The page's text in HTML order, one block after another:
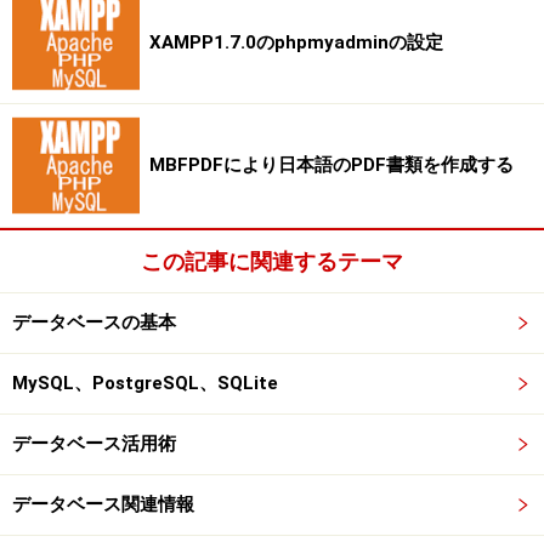
XAMPP1.7.0のphpmyadminの設定
MBFPDFにより日本語のPDF書類を作成する
この記事に関連するテーマ
データベースの基本
MySQL、PostgreSQL、SQLite
データベース活用術
データベース関連情報